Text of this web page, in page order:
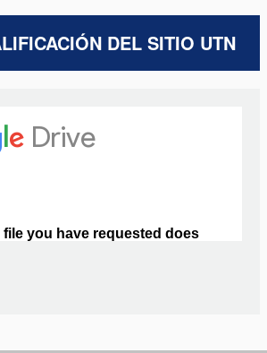
DEL SITIO UTN